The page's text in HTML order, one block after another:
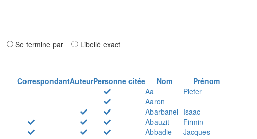
Se termine par Libellé exact
CorrespondantAuteurPersonne citée Nom
Prénom
Aa
Pieter
Aaron
Abarbanel Isaac
Abauzit
Firmin
Abbadie
Jacques